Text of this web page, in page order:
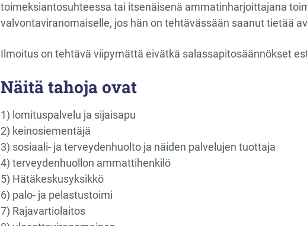
toimeksiantosuhteessa tai itsenäisenä ammatinharjoittajana
valvontaviranomaiselle, jos hän on tehtävässään saanut tietää
Ilmoitus on tehtävä viipymättä eivätkä salassapitosäännökset
Näitä tahoja ovat
1) lomituspalvelu ja sijaisapu
2) keinosiementäjä
3) sosiaali- ja terveydenhuolto ja näiden palvelujen tuottaja
4) terveydenhuollon ammattihenkilö
5) Hätäkeskusyksikkö
6) palo- ja pelastustoimi
7) Rajavartiolaitos